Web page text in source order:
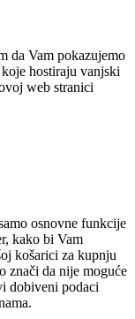
da Vam pokazujemo
hostiraju vanjski
web stranici
osnovne funkcije
kako bi Vam
košarici za kupnju
znači da nije moguće
dobiveni podaci